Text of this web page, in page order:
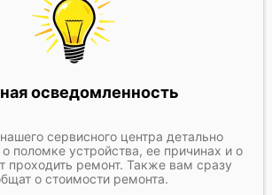
осведомленность
сервисного центра детально
поломке устройства, ее причинах и о
проходить ремонт. Также вам сразу
о стоимости ремонта.